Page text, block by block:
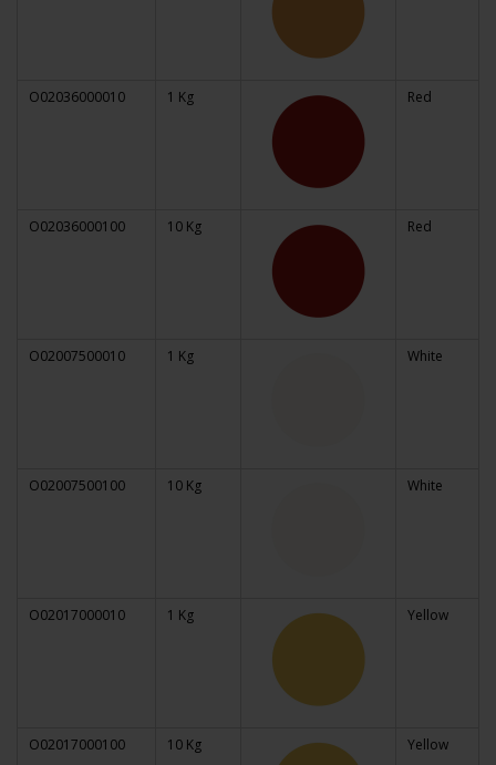
O02036000010 1 Kg Red
O02036000100 10 Kg Red
O02007500010 1 Kg White
O02007500100 10 Kg White
O02017000010 1 Kg Yellow
O02017000100 10 Kg Yellow